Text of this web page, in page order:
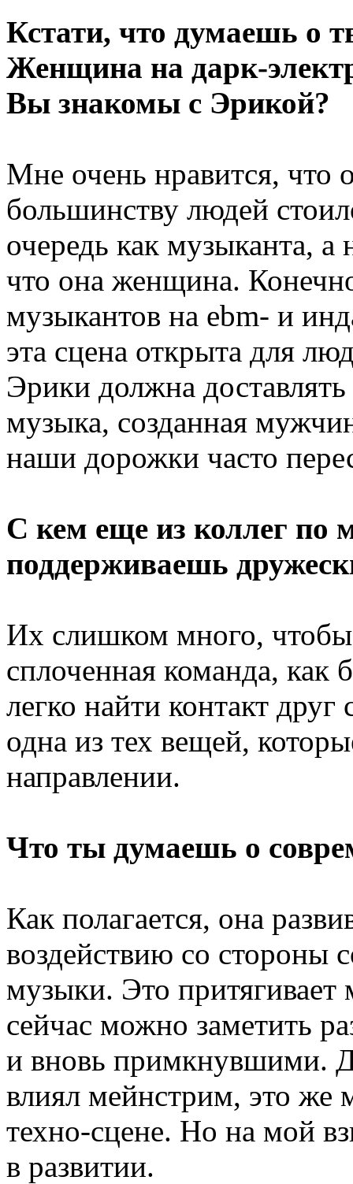
Кстати, что думаешь о
Женщина на дарк-
Вы знакомы с Эрикой?
Мне очень нравится, что
большинству людей
очередь как музыканта, а
что она женщина.
музыкантов на ebm- и
эта сцена открыта для
Эрики должна
музыка, созданная
наши дорожки часто
С кем еще из коллег по
поддерживаешь
Их слишком много, чтобы
сплоченная команда, как
легко найти контакт
одна из тех вещей,
направлении.
Что ты думаешь о
Как полагается, она
воздействию со стороны
музыки. Это
сейчас можно заметить
и вновь примкнувшими.
влиял мейнстрим, это же
техно-сцене. Но на мой
в развитии.